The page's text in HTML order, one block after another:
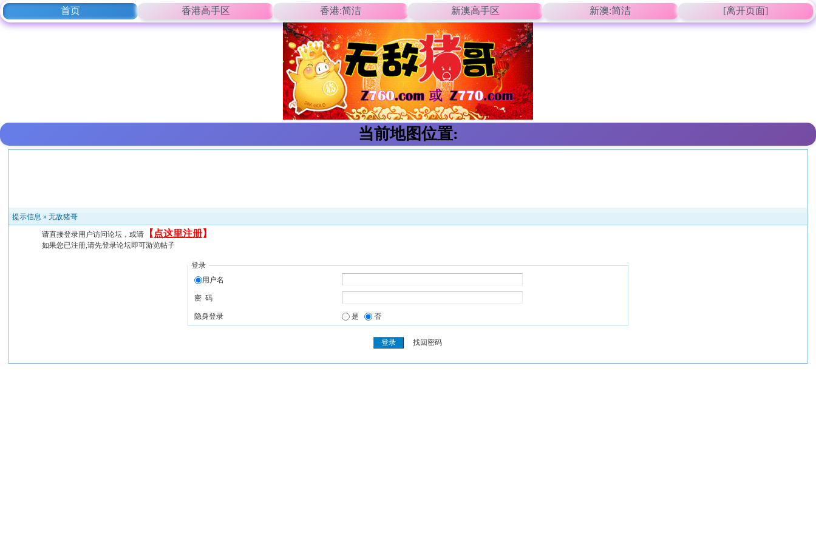
首页 香港高手区 香港:简洁 新澳高手区 新澳:简洁 [离开页面]
当前地图位置:
提示信息 »无敌猪哥
请直接登录用户访问论坛，或请 【 点这里注册】
如果您已注册,请先登录论坛即可游览帖子
登录
用户名
密 码
隐身登录 是 否
找回密码